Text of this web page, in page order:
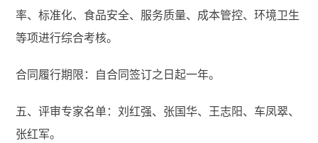
率、标准化、食品安全、服务质量、成本管控、环境卫生
等项进行综合考核。
合同履行期限：自合同签订之日起一年。
五、评审专家名单：刘红强、张国华、王志阳、车凤翠、
张红军。